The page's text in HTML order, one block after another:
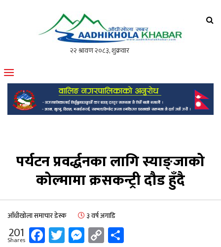
मोफसलकै लोकप्रिय अनलाइन पत्रिका
पर्यटन प्रवर्द्धनका लागि स्याङ्जाको
कोल्मामा क्रसकन्ट्री दौड हुँदै
आँधीखोला समाचार डेस्क ३ वर्ष अगाडि
201
Shares Facebook
Twitter
Messenger
Copy